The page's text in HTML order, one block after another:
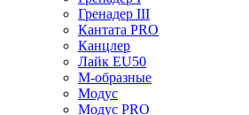
Гренадер III
Кантата PRO
Канцлер
Лайк EU50
М-образные
Модус
Модус PRO